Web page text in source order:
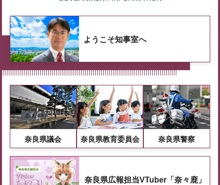
ようこそ知事室へ
奈良県議会 奈良県教育委員会 奈良県警察
奈良県広報担当VTuber「奈々鹿」